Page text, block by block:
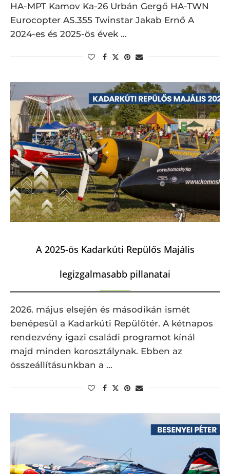
HA-MPT Kamov Ka-26 Urbán Gergő HA-TWN
Eurocopter AS.355 Twinstar Jakab Ernő A
2024-es és 2025-ös évek …
A 2025-ös Kadarkúti Repülős Majális
legizgalmasabb pillanatai
2026. május elsején és másodikán ismét
benépesül a Kadarkúti Repülőtér. A kétnapos
rendezvény igazi családi programot kínál
majd minden korosztálynak. Ebben az
összeállításunkban a …